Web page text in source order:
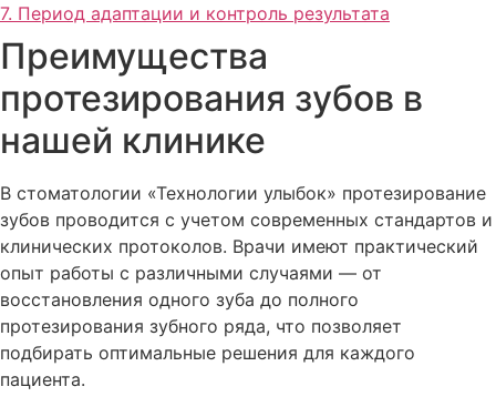
7. Период адаптации и контроль результата
Преимущества
протезирования зубов в
нашей клинике
В стоматологии «Технологии улыбок» протезирование
зубов проводится с учетом современных стандартов и
клинических протоколов. Врачи имеют практический
опыт работы с различными случаями — от
восстановления одного зуба до полного
протезирования зубного ряда, что позволяет
подбирать оптимальные решения для каждого
пациента.